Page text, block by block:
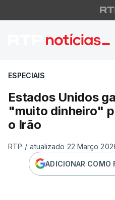
Estados
ESPECIAIS
Estados Unidos
"muito dinheiro"
o Irão
RTP / atualizado 22 Março
ADICIONAR COMO